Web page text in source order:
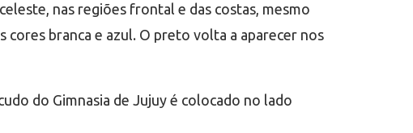
nas regiões frontal e das costas, mesmo
cores branca e azul. O preto volta a aparecer nos
do Gimnasia de Jujuy é colocado no lado